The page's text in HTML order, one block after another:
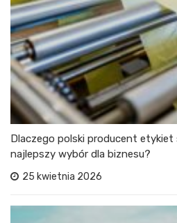
Dlaczego polski producent
najlepszy wybór dla biznesu?
25 kwietnia 2026